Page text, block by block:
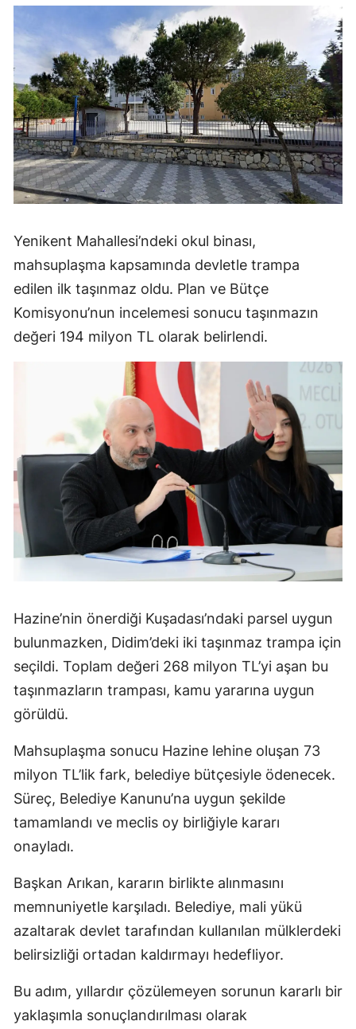
Yenikent Mahallesi’ndeki okul binası,
mahsuplaşma kapsamında devletle trampa
edilen ilk taşınmaz oldu. Plan ve Bütçe
Komisyonu’nun incelemesi sonucu taşınmazın
değeri 194 milyon TL olarak belirlendi.
Hazine’nin önerdiği Kuşadası’ndaki parsel uygun
bulunmazken, Didim’deki iki taşınmaz trampa için
seçildi. Toplam değeri 268 milyon TL’yi aşan bu
taşınmazların trampası, kamu yararına uygun
görüldü.
Mahsuplaşma sonucu Hazine lehine oluşan 73
milyon TL’lik fark, belediye bütçesiyle ödenecek.
Süreç, Belediye Kanunu’na uygun şekilde
tamamlandı ve meclis oy birliğiyle kararı
onayladı.
Başkan Arıkan, kararın birlikte alınmasını
memnuniyetle karşıladı. Belediye, mali yükü
azaltarak devlet tarafından kullanılan mülklerdeki
belirsizliği ortadan kaldırmayı hedefliyor.
Bu adım, yıllardır çözülemeyen sorunun kararlı bir
yaklaşımla sonuçlandırılması olarak